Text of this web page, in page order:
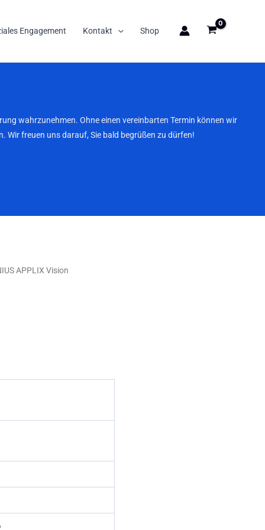
Engagement Kontakt Shop
wahrzunehmen. Ohne einen vereinbarten Termin können wir
Wir freuen uns darauf, Sie bald begrüßen zu dürfen!
APPLIX Vision